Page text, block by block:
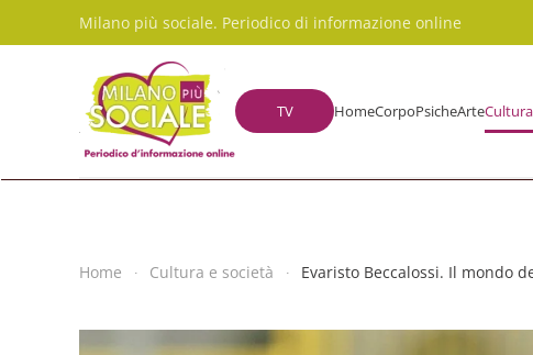
Skip to main content
Milano più sociale. Periodico di informazione online
TV HomeCorpoPsicheArte
Home Cultura e società Evaristo Beccalossi. Il mondo